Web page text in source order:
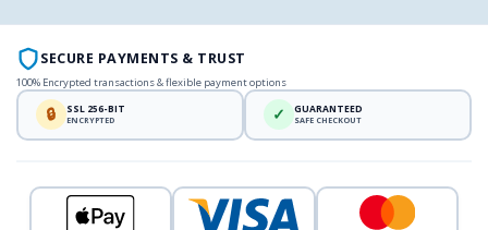
SECURE PAYMENTS & TRUST
100% Encrypted transactions & flexible payment options
🔒 SSL 256-BIT
ENCRYPTED ✓ GUARANTEED
SAFE CHECKOUT